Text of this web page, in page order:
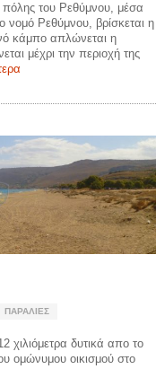
πόλης του Ρεθύμνου, μέσα
νομό Ρεθύμνου, βρίσκεται η
κάμπο απλώνεται η
μέχρι την περιοχή της
ΠΑΡΑΛΊΕΣ
χιλιόμετρα δυτικά απο το
ομώνυμου οικισμού στο